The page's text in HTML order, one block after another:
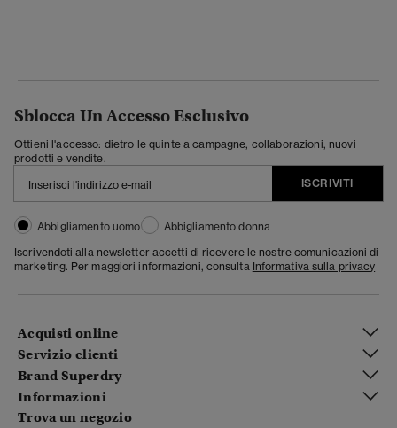
Sblocca Un Accesso Esclusivo
Ottieni l'accesso: dietro le quinte a campagne, collaborazioni, nuovi
prodotti e vendite.
ISCRIVITI
Abbigliamento uomo
Abbigliamento donna
Iscrivendoti alla newsletter accetti di ricevere le nostre comunicazioni di
marketing. Per maggiori informazioni, consulta Informativa sulla privacy
Acquisti online
Servizio clienti
Brand Superdry
Informazioni
Trova un negozio